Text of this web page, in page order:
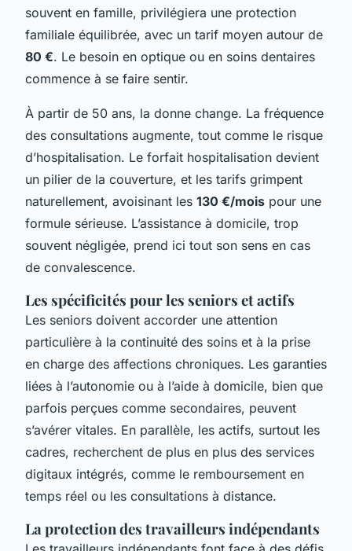
souvent en famille, privilégiera une protection
familiale équilibrée, avec un tarif moyen autour de
80 €. Le besoin en optique ou en soins dentaires
commence à se faire sentir.
À partir de 50 ans, la donne change. La fréquence
des consultations augmente, tout comme le risque
d’hospitalisation. Le forfait hospitalisation devient
un pilier de la couverture, et les tarifs grimpent
naturellement, avoisinant les 130 €/mois pour une
formule sérieuse. L’assistance à domicile, trop
souvent négligée, prend ici tout son sens en cas
de convalescence.
Les spécificités pour les seniors et actifs
Les seniors doivent accorder une attention
particulière à la continuité des soins et à la prise
en charge des affections chroniques. Les garanties
liées à l’autonomie ou à l’aide à domicile, bien que
parfois perçues comme secondaires, peuvent
s’avérer vitales. En parallèle, les actifs, surtout les
cadres, recherchent de plus en plus des services
digitaux intégrés, comme le remboursement en
temps réel ou les consultations à distance.
La protection des travailleurs indépendants